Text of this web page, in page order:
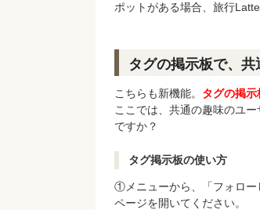
ポットがある場合、旅行
タグの掲示板で、共
こちらも新機能。 タグの掲示
ここでは、共通の趣味のユ
ですか？
タグ掲示板の使い方
①メニューから、「フォロー
ページを開いてください。